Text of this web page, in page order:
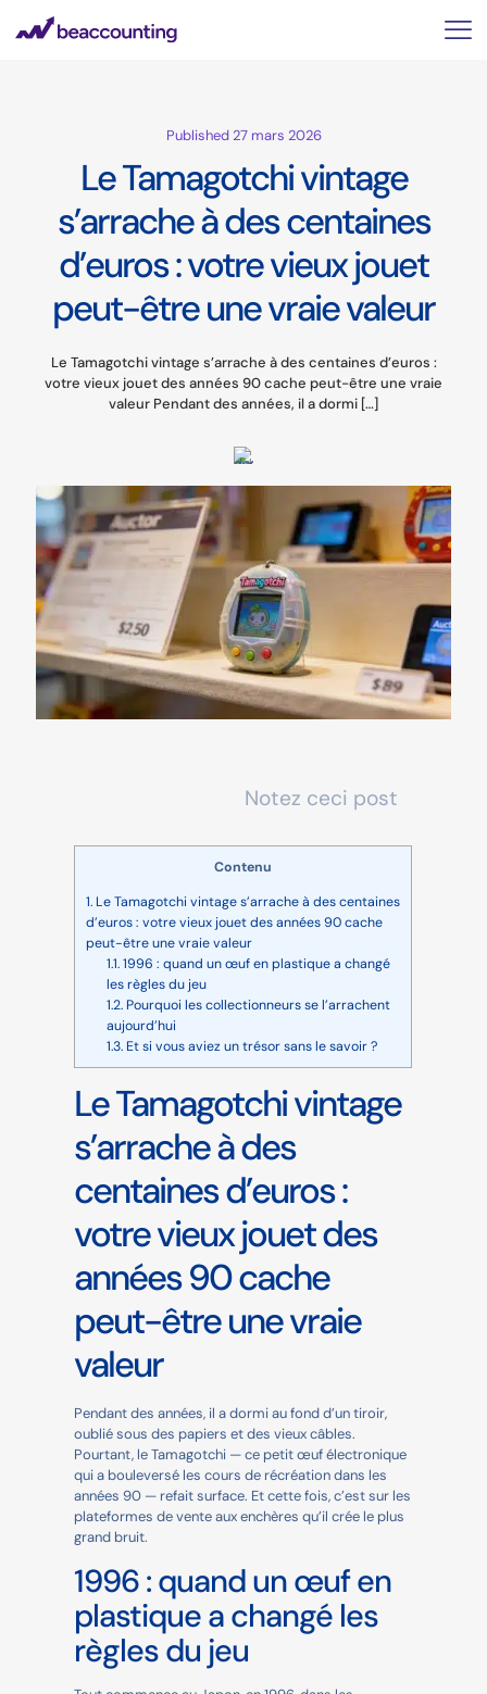
Published 27 mars 2026
Le Tamagotchi vintage
s’arrache à des centaines
d’euros : votre vieux jouet
peut-être une vraie valeur
Le Tamagotchi vintage s’arrache à des centaines d’euros :
votre vieux jouet des années 90 cache peut-être une vraie
valeur Pendant des années, il a dormi […]
Notez ceci post
Contenu
1. Le Tamagotchi vintage s’arrache à des centaines
d’euros : votre vieux jouet des années 90 cache
peut-être une vraie valeur
1.1.1996 : quand un œuf en plastique a changé
les règles du jeu
1.2.Pourquoi les collectionneurs se l’arrachent
aujourd’hui
1.3.Et si vous aviez un trésor sans le savoir ?
Le Tamagotchi vintage
s’arrache à des
centaines d’euros :
votre vieux jouet des
années 90 cache
peut-être une vraie
valeur
Pendant des années, il a dormi au fond d’un tiroir,
oublié sous des papiers et des vieux câbles.
Pourtant, le Tamagotchi — ce petit œuf électronique
qui a bouleversé les cours de récréation dans les
années 90 — refait surface. Et cette fois, c’est sur les
plateformes de vente aux enchères qu’il crée le plus
grand bruit.
1996 : quand un œuf en
plastique a changé les
règles du jeu